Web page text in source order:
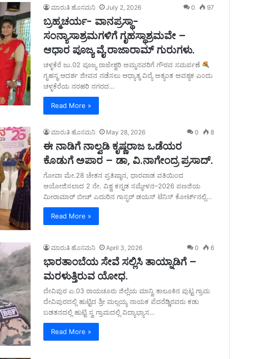
ಮಾರುತಿ ಹೊಸಮನಿ July 2, 2026 0 97
ಬ್ರಹ್ಮಚರ್ಯ- ವಾನಪ್ರಸ್ಥಾ-
ಸಂನ್ಯಾಸಾಶ್ರಮಗಳಿಗೆ ಗೃಹಸ್ಥಾಶ್ರಮವೇ –
ಆಧಾರ ಪೂಜ್ಯ ವೈ.ರಾಜಾರಾಮ್ ಗುರುಗಳು.
ಚಳ್ಳಕೆರೆ ಜು.02 ಪೂಜ್ಯ ರಾಜೇಶ್ವರಿ ಅಮ್ಮನವರಿಗೆ ಗೌರವ ಸಮರ್ಪಣೆ
ಗೃಹಸ್ಥ ಆದರ್ಶ ಜೀವನ ನಡೆಸಲು ಆಧ್ಯಾತ್ಮ ವಿದ್ಯೆ ಅತ್ಯಂತ ಅವಶ್ಯಕ ಎಂದು
ಚಳ್ಳಕೆರೆಯ ನರಹರಿ ನಗರದ…
Read More »
ಮಾರುತಿ ಹೊಸಮನಿ May 28, 2026 0 8
ಈ ನಾಡಿಗೆ ನಾಲ್ವಡಿ ಕೃಷ್ಣರಾಜ ಒಡೆಯರ
ಕೊಡುಗೆ ಅಪಾರ – ಡಾ, ವಿ.ನಾಗೇಂದ್ರ ಪ್ರಸಾದ್.
ಗೋವಾ ಮೇ.28 ಚೇತನ ಪ್ರತಿಷ್ಠಾನ, ಧಾರವಾಡ ವತಿಯಿಂದ
ಆಯೋಜಿಸಲಾದ 2 ನೇ. ವಿಶ್ವ ಕನ್ನಡ ಸಮ್ಮೇಳನ–2026 ಪಣಜಿಯ
ಮೀರಾಮಾರ್ ಬೀಚ್ ಎದುರಿನ ಗಾಸ್ಫರ್ ಡಯಸ್ ಟೆನಿಸ್ ಕೋರ್ಟ್‌ನಲ್ಲಿ…
Read More »
ಮಾರುತಿ ಹೊಸಮನಿ April 3, 2026 0 6
ಭಾರತಾಂಬೆಯ ಸೇವೆ ಸಲ್ಲಿಸಿ ತಾಯ್ನಾಡಿಗೆ –
ಮರಳುತ್ತಿರುವ ಯೋಧ.
ದೇವಿಪುರ ಏ.03 ರಾಯಚೂರು ಜಿಲ್ಲೆಯ ಮಾನ್ವಿ ತಾಲೂಕಿನ ಪುಟ್ಟ ಗ್ರಾಮ
ದೇವಿಪುರದಲ್ಲಿ ಹುಟ್ಟಿದ ಶ್ರೀ ಮಲ್ಲಯ್ಯ ನಾಯಕ ಪೆದರೆಡ್ಡಿರವರು ಕಡು
ಬಡತನದಲ್ಲಿ ಹುಟ್ಟಿ ಸ್ವ ಗ್ರಾಮದಲ್ಲಿ ವಿದ್ಯಾಭ್ಯಾಸ…
Read More »